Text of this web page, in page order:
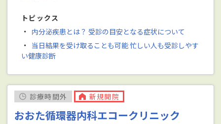
トピックス
・ 内分泌疾患とは？ 受診の目安となる症状について
・ 当日結果を受け取ることも可能 忙しい人も受診しやす
い健康診断
診療時間外 新規開院
おおた循環器内科エコークリニック